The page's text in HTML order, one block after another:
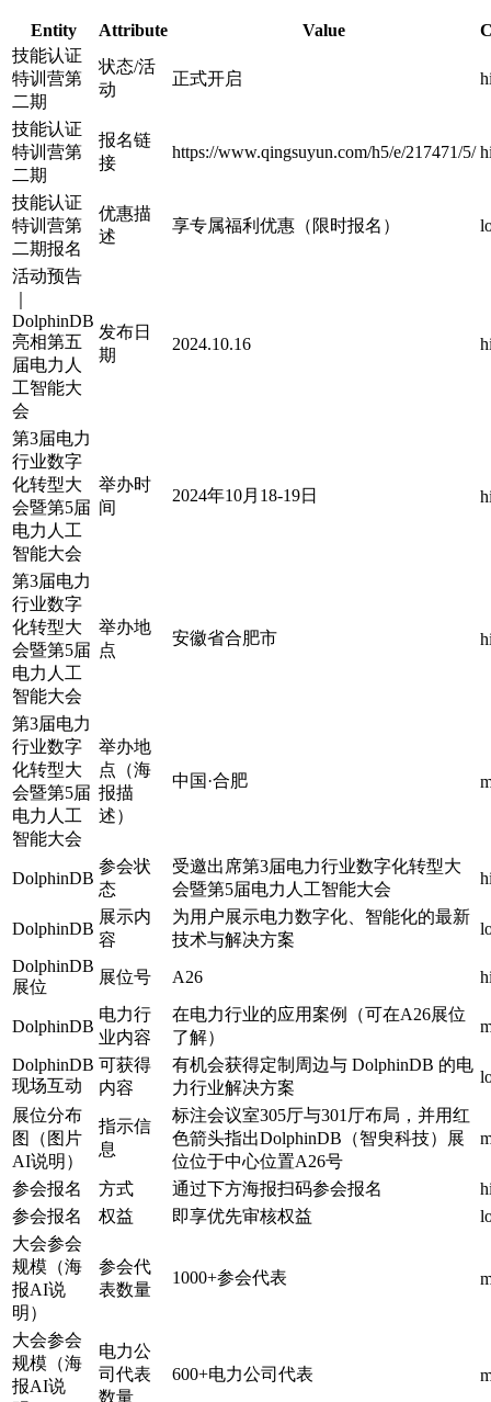
Entity Attribute Value
技能认证
特训营第
二期
状态/活
动
正式开启
技能认证
特训营第
二期
报名链
接
https://www.qingsuyun.com/h5/e/217471/5/
技能认证
特训营第
二期报名
优惠描
述
享专属福利优惠（限时报名）
活动预告
DolphinDB
亮相第五
届电力人
工智能大
会
发布日
期
2024.10.16
第3届电力
行业数字
化转型大
会暨第5届
电力人工
智能大会
举办时
间
2024年10月18-19日
第3届电力
行业数字
化转型大
会暨第5届
电力人工
智能大会
举办地
点
安徽省合肥市
第3届电力
行业数字
化转型大
会暨第5届
电力人工
智能大会
举办地
点（海
报描
述）
中国·合肥
DolphinDB
参会状
态
受邀出席第3届电力行业数字化转型大
会暨第5届电力人工智能大会
DolphinDB
展示内
容
为用户展示电力数字化、智能化的最新
技术与解决方案
DolphinDB
展位
展位号 A26
DolphinDB
电力行
业内容
在电力行业的应用案例（可在A26展位
了解）
DolphinDB
现场互动
可获得
内容
有机会获得定制周边与 DolphinDB 的电
力行业解决方案
展位分布
图（图片
AI说明）
指示信
息
标注会议室305厅与301厅布局，并用红
色箭头指出DolphinDB（智臾科技）展
位位于中心位置A26号
参会报名 方式 通过下方海报扫码参会报名
参会报名
权益 即享优先审核权益
大会参会
规模（海
报AI说
明）
参会代
表数量
1000+参会代表
大会参会
规模（海
报AI说
电力公
司代表
数量
600+电力公司代表